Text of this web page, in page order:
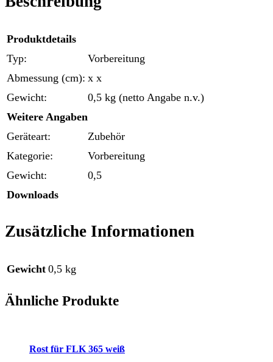
Produktdetails
Typ:
Vorbereitung
Abmessung (cm): x x
Gewicht:
0,5 kg (netto Angabe n.v.)
Weitere Angaben
Geräteart:
Zubehör
Kategorie:
Vorbereitung
Gewicht:
0,5
Downloads
Zusätzliche Informationen
Gewicht 0,5 kg
Ähnliche Produkte
Rost für FLK 365 weiß